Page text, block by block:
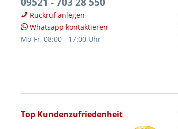
09521 - 703 28 550
Rückruf anlegen
Whatsapp kontaktieren
Mo-Fr, 08:00 - 17:00 Uhr
Top Kundenzufriedenheit